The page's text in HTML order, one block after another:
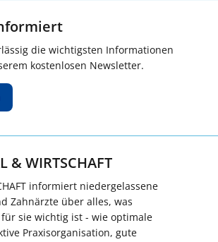
die wichtigsten Informationen
kostenlosen Newsletter.
& WIRTSCHAFT
informiert niedergelassene
Zahnärzte über alles, was
sie wichtig ist - wie optimale
Praxisorganisation, gute